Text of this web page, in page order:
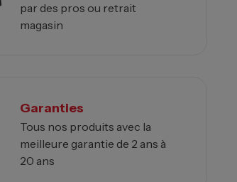
par des pros ou retrait
magasin
Garanties
Tous nos produits avec la
meilleure garantie de 2 ans à
20 ans